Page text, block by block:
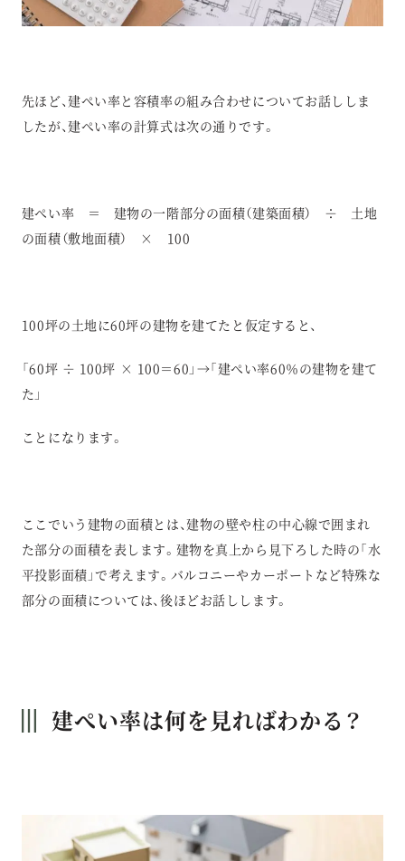
先ほど、建ぺい率と容積率の組み合わせについてお話ししま
したが、建ぺい率の計算式は次の通りです。
建ぺい率 ＝ 建物の一階部分の面積（建築面積） ÷ 土地
の面積（敷地面積） × 100
100坪の土地に60坪の建物を建てたと仮定すると、
「60坪 ÷ 100坪 × 100＝60」→「建ぺい率60％の建物を建て
た」
ことになります。
ここでいう建物の面積とは、建物の壁や柱の中心線で囲まれ
た部分の面積を表します。建物を真上から見下ろした時の「水
平投影面積」で考えます。バルコニーやカーポートなど特殊な
部分の面積については、後ほどお話しします。
建ぺい率は何を見ればわかる？